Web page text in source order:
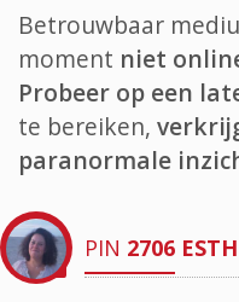
Betrouwbaar
moment niet
Probeer op een
te bereiken,
paranormale
PIN 2706